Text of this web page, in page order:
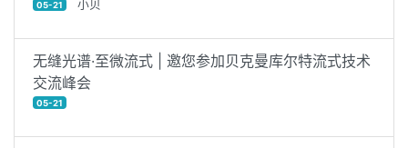
05-21 小贝
无缝光谱·至微流式 | 邀您参加贝克曼库尔特流式技术
交流峰会
05-21